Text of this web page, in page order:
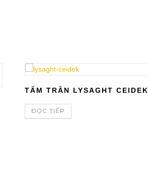
TẤM TRẦN LYSAGHT CEIDEK
ĐỌC TIẾP